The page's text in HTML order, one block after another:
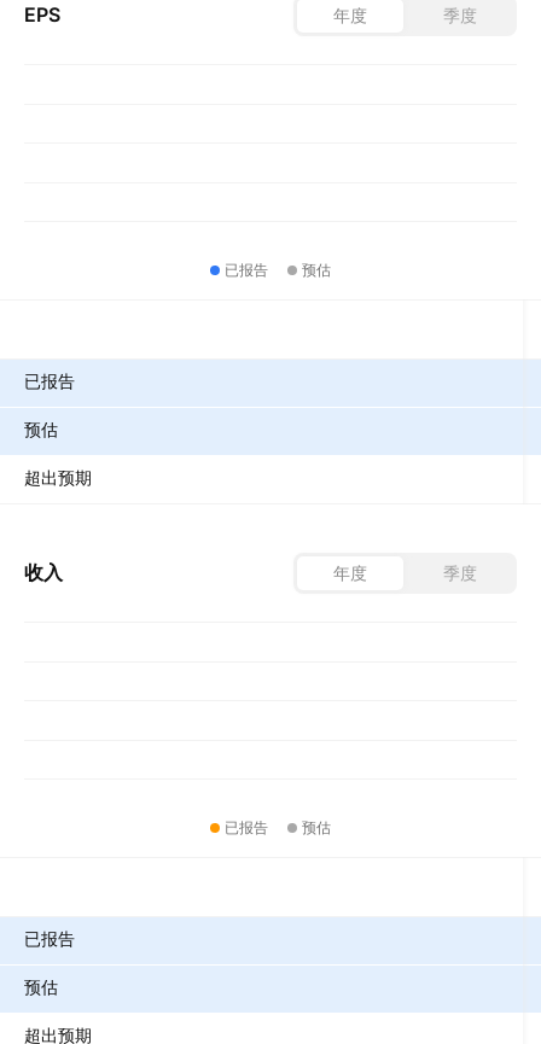
EPS 年度 季度
已报告 预估
已报告
预估
超出预期
收入 年度 季度
已报告 预估
已报告
预估
超出预期